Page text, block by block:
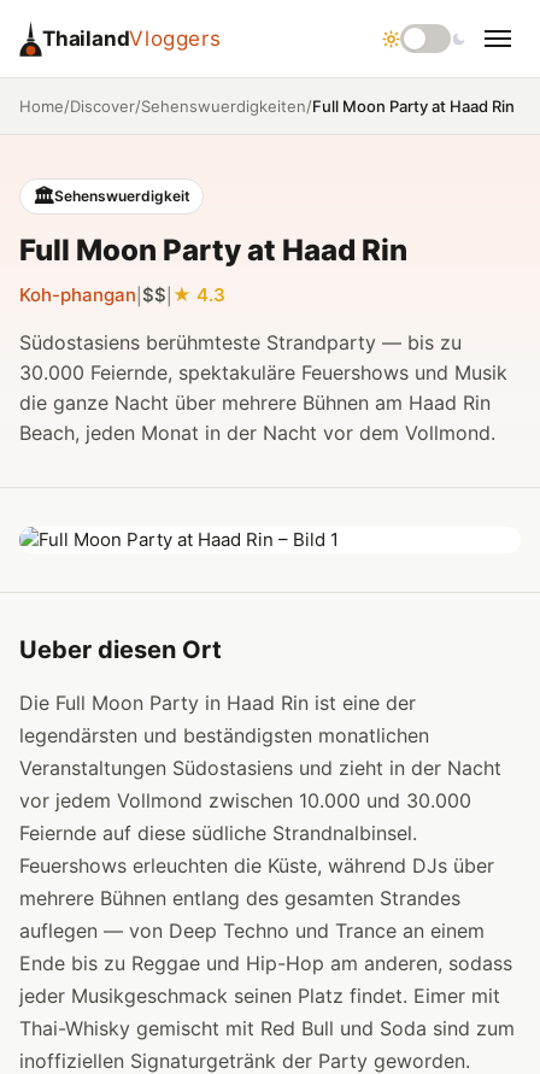
ThailandVloggers
Home/Discover/Sehenswuerdigkeiten/Full Moon Party at Haad Rin
🏛️Sehenswuerdigkeit
Full Moon Party at Haad Rin
Koh-phangan $$ 4.3
Südostasiens berühmteste Strandparty — bis zu
30.000 Feiernde, spektakuläre Feuershows und Musik
die ganze Nacht über mehrere Bühnen am Haad Rin
Beach, jeden Monat in der Nacht vor dem Vollmond.
Ueber diesen Ort
Die Full Moon Party in Haad Rin ist eine der
legendärsten und beständigsten monatlichen
Veranstaltungen Südostasiens und zieht in der Nacht
vor jedem Vollmond zwischen 10.000 und 30.000
Feiernde auf diese südliche Strandnalbinsel.
Feuershows erleuchten die Küste, während DJs über
mehrere Bühnen entlang des gesamten Strandes
auflegen — von Deep Techno und Trance an einem
Ende bis zu Reggae und Hip-Hop am anderen, sodass
jeder Musikgeschmack seinen Platz findet. Eimer mit
Thai-Whisky gemischt mit Red Bull und Soda sind zum
inoffiziellen Signaturgetränk der Party geworden.